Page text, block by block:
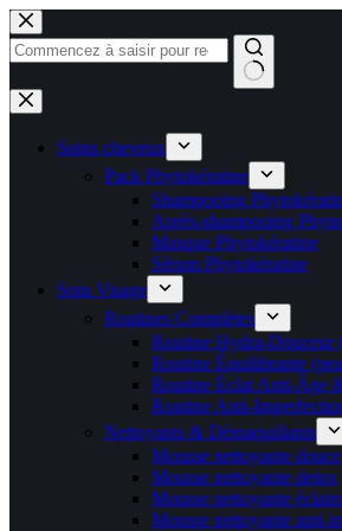
Soins cheveux
Pack Phytokératine
Shampooing
Après-shampooing
Masque Phytokératine
Sérum Phytokératine
Soin Visage
Routines Complètes
Routine Hydra-Douceur
Routine Équilibrante
Routine Éclat Anti-Âge
Routine Anti-
Nettoyants & Démaquillants
Mousse nettoyante douce
Mousse nettoyante detox
Mousse nettoyante
Mousse nettoyante anti-